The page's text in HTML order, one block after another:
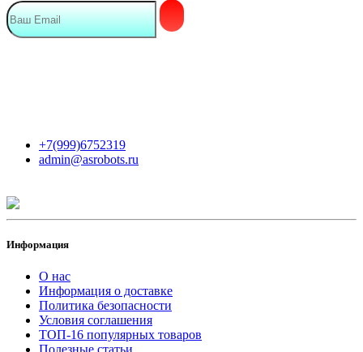
+7(999)6752319
admin@asrobots.ru
Информация
О нас
Информация о доставке
Политика безопасности
Условия соглашения
ТОП-16 популярных товаров